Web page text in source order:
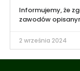
Informujemy, że
zawodów
2 września 2024